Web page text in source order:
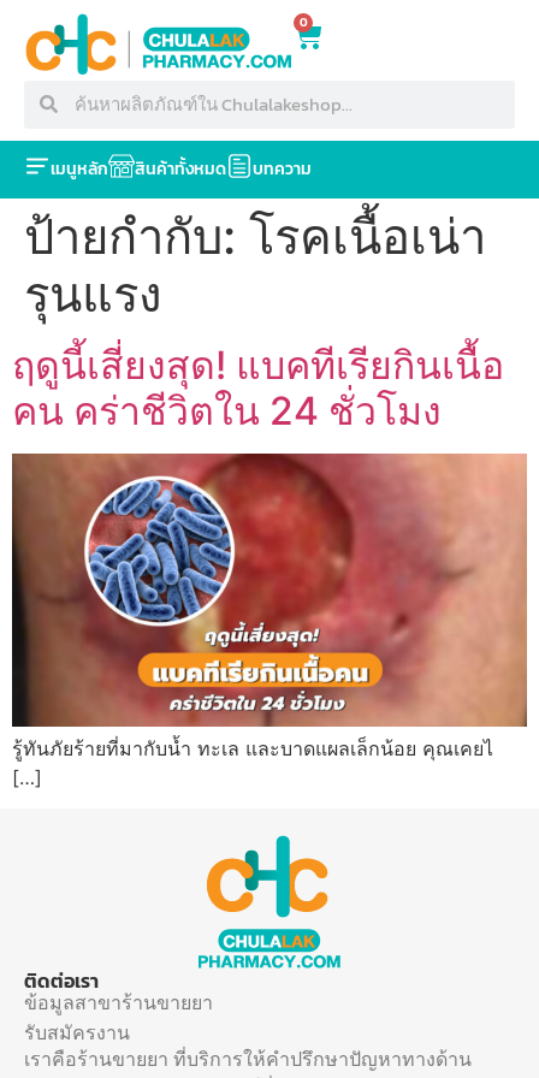
0
เมนูหลัก สินค้าทั้งหมด บทความ
ป้ายกำกับ: โรคเนื้อเน่า
รุนแรง
ฤดูนี้เสี่ยงสุด! แบคทีเรียกินเนื้อ
คน คร่าชีวิตใน 24 ชั่วโมง
รู้ทันภัยร้ายที่มากับน้ำ ทะเล และบาดแผลเล็กน้อย คุณเคยไ
[…]
ติดต่อเรา
ข้อมูลสาขาร้านขายยา
รับสมัครงาน
เราคือร้านขายยา ที่บริการให้คำปรึกษาปัญหาทางด้าน